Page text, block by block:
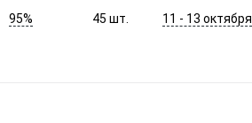
95% 45шт. 11 - 13 октября